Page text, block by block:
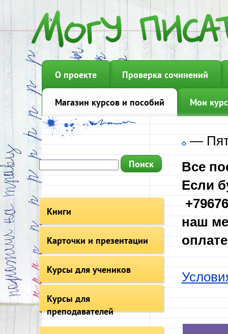
О проекте Проверка сочинений
Магазин курсов и пособий Мои
Книги
Карточки и презентации
Курсы для учеников
Курсы для
преподавателей
—
Все
Если
наш